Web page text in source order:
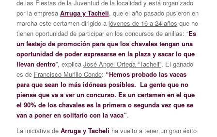
de las Fiestas de la Juventud de la localidad y está organizado
por la empresa Arruga y Tacheli, que el año pasado pusieron en
marcha este certamen dirigido a jóvenes de 16 a 24 años que no
tienen oportunidad de participar en los concursos de anillas: “Es
un festejo de promoción para que los chavales tengan una
oportunidad de poder expresarse en la plaza y sacar lo que
llevan dentro”, explica José Angel Ortega “Tacheli”. El ganado
es de Francisco Murillo Conde: “Hemos probado las vacas
para que sean lo más idóneas posibles. La gente que no
piense que va a ver un concurso. Es un certamen en el que
el 90% de los chavales es la primera o segunda vez que se
van a poner en solitario con la vaca”.
La iniciativa deArruga y Tacheli ha vuelto a tener un gran éxito